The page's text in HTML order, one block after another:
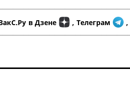
в Дзене , Телеграм ,